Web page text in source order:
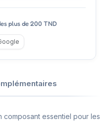
plus de 200 TND
composant essentiel pour les